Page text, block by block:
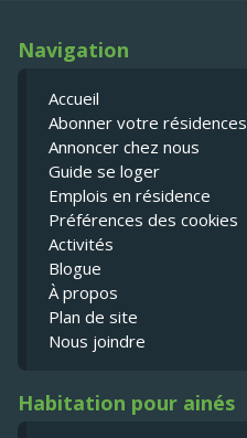
Navigation
Accueil
Abonner votre résidences
Annoncer chez nous
Guide se loger
Emplois en résidence
Préférences des cookies
Activités
Blogue
À propos
Plan de site
Nous joindre
Habitation pour ainés